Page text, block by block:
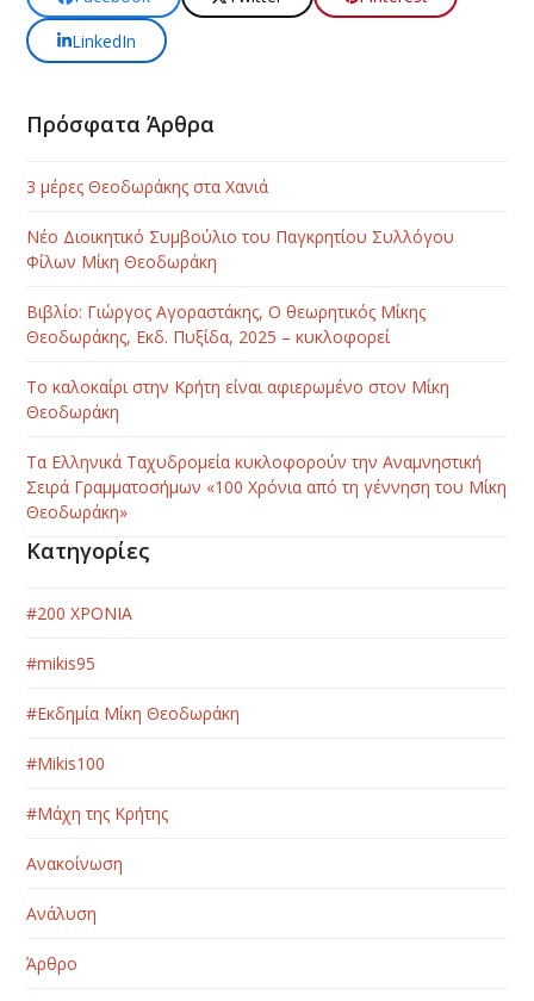
LinkedIn
Πρόσφατα Άρθρα
3 μέρες Θεοδωράκης στα Χανιά
Νέο Διοικητικό Συμβούλιο του Παγκρητίου Συλλόγου
Φίλων Μίκη Θεοδωράκη
Βιβλίο: Γιώργος Αγοραστάκης, Ο θεωρητικός Μίκης
Θεοδωράκης, Εκδ. Πυξίδα, 2025 – κυκλοφορεί
Το καλοκαίρι στην Κρήτη είναι αφιερωμένο στον Μίκη
Θεοδωράκη
Τα Ελληνικά Ταχυδρομεία κυκλοφορούν την Αναμνηστική
Σειρά Γραμματοσήμων «100 Χρόνια από τη γέννηση του Μίκη
Θεοδωράκη»
Κατηγορίες
#200 ΧΡΟΝΙΑ
#mikis95
#Εκδημία Μίκη Θεοδωράκη
#Μikis100
#Μάχη της Κρήτης
Ανακοίνωση
Ανάλυση
Άρθρο